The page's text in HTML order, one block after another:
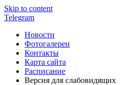
Skip to content
Telegram
Новости
Фотогалереи
Контакты
Карта сайта
Расписание
Версия для слабовидящих